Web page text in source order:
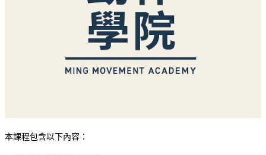
本課程包含以下內容：